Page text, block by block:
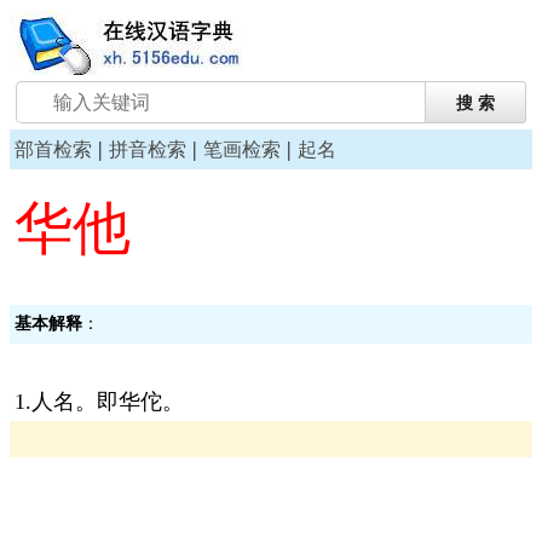
部首检索 | 拼音检索 | 笔画检索 | 起名
华他
基本解释 ：
1.人名。即华佗。